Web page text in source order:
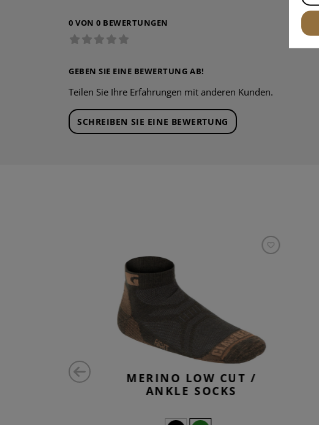
0 VON 0 BEWERTUNGEN
GEBEN SIE EINE BEWERTUNG AB!
Teilen Sie Ihre Erfahrungen mit anderen Kunden.
SCHREIBEN SIE EINE BEWERTUNG
MERINO LOW CUT /
ANKLE SOCKS